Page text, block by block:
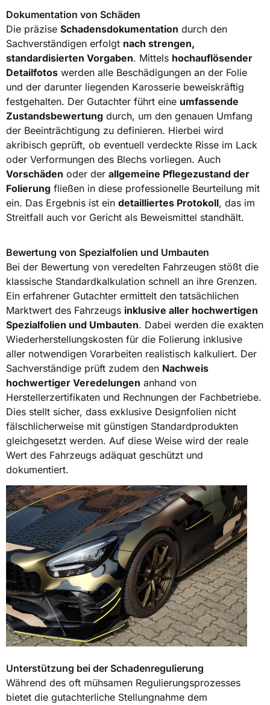
Dokumentation von Schäden
Die präzise Schadensdokumentation durch den
Sachverständigen erfolgt nach strengen,
standardisierten Vorgaben. Mittels hochauflösender
Detailfotos werden alle Beschädigungen an der Folie
und der darunter liegenden Karosserie beweiskräftig
festgehalten. Der Gutachter führt eine umfassende
Zustandsbewertung durch, um den genauen Umfang
der Beeinträchtigung zu definieren. Hierbei wird
akribisch geprüft, ob eventuell verdeckte Risse im Lack
oder Verformungen des Blechs vorliegen. Auch
Vorschäden oder der allgemeine Pflegezustand der
Folierung fließen in diese professionelle Beurteilung mit
ein. Das Ergebnis ist ein detailliertes Protokoll, das im
Streitfall auch vor Gericht als Beweismittel standhält.
Bewertung von Spezialfolien und Umbauten
Bei der Bewertung von veredelten Fahrzeugen stößt die
klassische Standardkalkulation schnell an ihre Grenzen.
Ein erfahrener Gutachter ermittelt den tatsächlichen
Marktwert des Fahrzeugs inklusive aller hochwertigen
Spezialfolien und Umbauten. Dabei werden die exakten
Wiederherstellungskosten für die Folierung inklusive
aller notwendigen Vorarbeiten realistisch kalkuliert. Der
Sachverständige prüft zudem den Nachweis
hochwertiger Veredelungen anhand von
Herstellerzertifikaten und Rechnungen der Fachbetriebe.
Dies stellt sicher, dass exklusive Designfolien nicht
fälschlicherweise mit günstigen Standardprodukten
gleichgesetzt werden. Auf diese Weise wird der reale
Wert des Fahrzeugs adäquat geschützt und
dokumentiert.
Unterstützung bei der Schadenregulierung
Während des oft mühsamen Regulierungsprozesses
bietet die gutachterliche Stellungnahme dem